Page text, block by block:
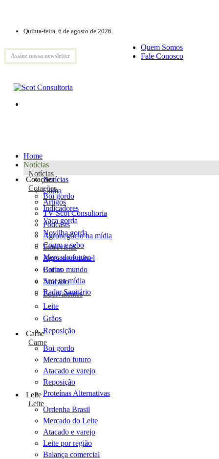
Quinta-feira, 6 de agosto de 2026
Assine nossa newsletter
Quem Somos
Fale Conosco
Home
Notícias
Notícias
Notícias
Clima
Artigos
TV Scot Consultoria
Podcasts
Agronegócio na mídia
Entrevistas
Agro sustentável
Cartas
Scot na mídia
Radar Sanitário
Cotações
Cotações
Boi gordo
Indicadores
Vaca gorda
Novilha gorda
Couro e sebo
Mercado futuro
Boi no mundo
Atacado
Equivalentes
Leite
Grãos
Reposição
Carne
Carne
Boi gordo
Mercado futuro
Atacado e varejo
Reposição
Proteínas Alternativas
Leite
Leite
Ordenha Brasil
Mercado do Leite
Atacado e varejo
Leite por região
Balança comercial